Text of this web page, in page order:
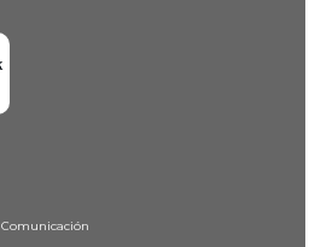
Comunicación